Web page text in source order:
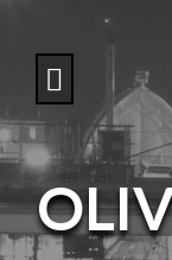
o
c
n
e